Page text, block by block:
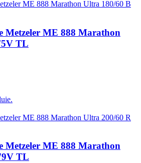
Metzeler ME 888 Marathon
TL
Metzeler ME 888 Marathon
TL